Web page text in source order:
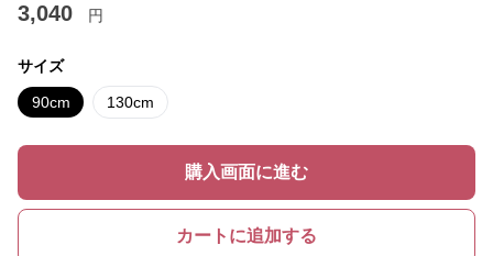
3,040 円
サイズ
90cm 130cm
購入画面に進む
カートに追加する